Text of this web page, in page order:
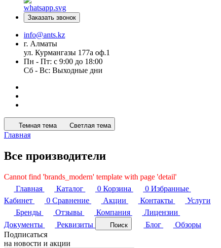
Заказать звонок
info@ants.kz
г. Алматы
ул. Курмангазы 177а оф.1
Пн - Пт: с 9:00 до 18:00
Сб - Вс: Выходные дни
Темная тема Светлая тема
Главная
Все производители
Cannot find 'brands_modern' template with page 'detail'
Главная
Каталог 0 Корзина 0 Избранные
Кабинет
0 Сравнение Акции Контакты
Услуги
Бренды
Отзывы Компания
Лицензии
Документы
Реквизиты Поиск Блог
Обзоры
Подписаться
на новости и акции